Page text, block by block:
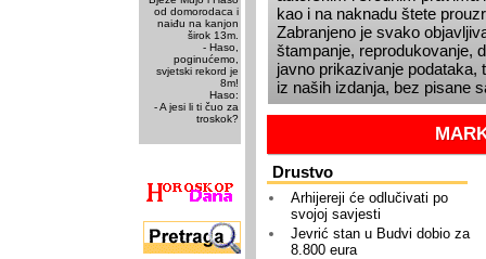
od domorodaca i
naiđu na kanjon
širok 13m.
- Haso,
poginućemo,
svjetski rekord je
8m!
Haso:
- A jesi li ti čuo za
troskok?
kao i na naknadu štete
Zabranjeno je svako
štampanje, reprodukovanje,
javno prikazivanje podataka,
iz naših izdanja, bez pisane
Drustvo
Arhijereji će odlučivati po
svojoj savjesti
Jevrić stan u Budvi dobio za
8.800 eura